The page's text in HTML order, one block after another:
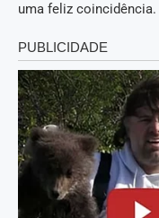
uma feliz coincidência.